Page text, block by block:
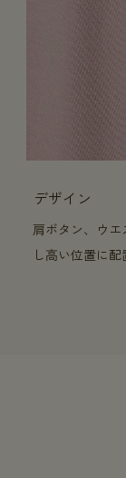
デザイン
肩ボタン、ウ
し高い位置に